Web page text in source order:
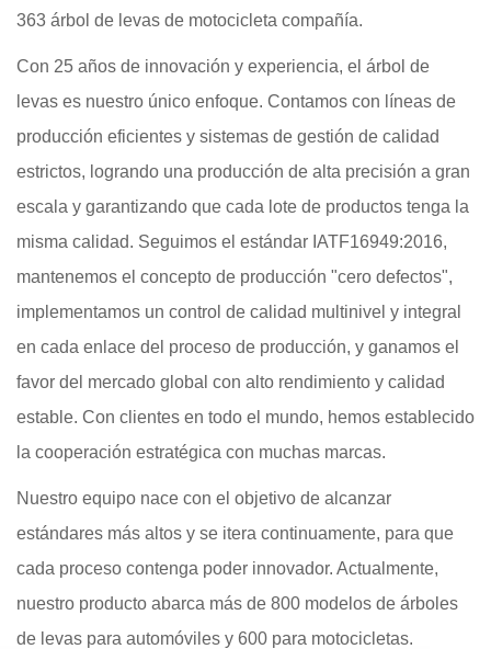
363 árbol de levas de motocicleta compañía.
Con 25 años de innovación y experiencia, el árbol de
levas es nuestro único enfoque. Contamos con líneas de
producción eficientes y sistemas de gestión de calidad
estrictos, logrando una producción de alta precisión a gran
escala y garantizando que cada lote de productos tenga la
misma calidad. Seguimos el estándar IATF16949:2016,
mantenemos el concepto de producción "cero defectos",
implementamos un control de calidad multinivel y integral
en cada enlace del proceso de producción, y ganamos el
favor del mercado global con alto rendimiento y calidad
estable. Con clientes en todo el mundo, hemos establecido
la cooperación estratégica con muchas marcas.
Nuestro equipo nace con el objetivo de alcanzar
estándares más altos y se itera continuamente, para que
cada proceso contenga poder innovador. Actualmente,
nuestro producto abarca más de 800 modelos de árboles
de levas para automóviles y 600 para motocicletas.